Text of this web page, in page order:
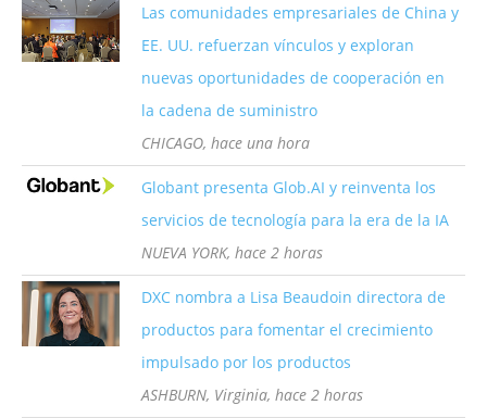
Las comunidades empresariales de China y
EE. UU. refuerzan vínculos y exploran
nuevas oportunidades de cooperación en
la cadena de suministro
CHICAGO, hace una hora
Globant presenta Glob.AI y reinventa los
servicios de tecnología para la era de la IA
NUEVA YORK, hace 2 horas
DXC nombra a Lisa Beaudoin directora de
productos para fomentar el crecimiento
impulsado por los productos
ASHBURN, Virginia, hace 2 horas